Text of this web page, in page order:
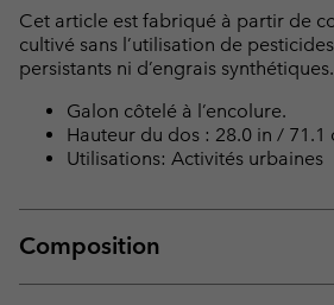
Cet article est fabriqué à partir de
cultivé sans l’utilisation de
persistants ni d’engrais synthétiques.
Galon côtelé à l’encolure.
Hauteur du dos : 28.0 in / 71.1
Utilisations: Activités urbaines
Composition